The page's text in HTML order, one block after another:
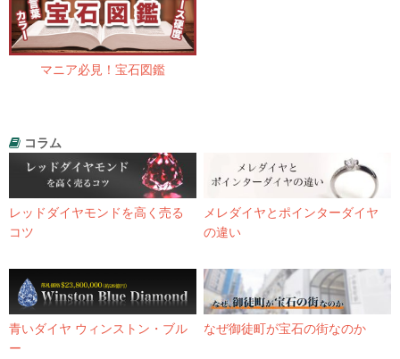
マニア必見！宝石図鑑
コラム
レッドダイヤモンドを高く売る
コツ
メレダイヤとポインターダイヤ
の違い
青いダイヤ ウィンストン・ブル
ー
なぜ御徒町が宝石の街なのか